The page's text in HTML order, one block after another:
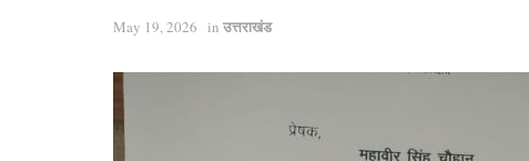
May 19, 2026 in उत्तराखंड